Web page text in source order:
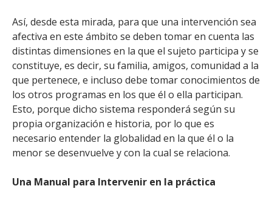
Así, desde esta mirada, para que una intervención sea
afectiva en este ámbito se deben tomar en cuenta las
distintas dimensiones en la que el sujeto participa y se
constituye, es decir, su familia, amigos, comunidad a la
que pertenece, e incluso debe tomar conocimientos de
los otros programas en los que él o ella participan.
Esto, porque dicho sistema responderá según su
propia organización e historia, por lo que es
necesario entender la globalidad en la que él o la
menor se desenvuelve y con la cual se relaciona.
Una Manual para Intervenir en la práctica